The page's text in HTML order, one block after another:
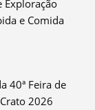
Exploração
e Comida
40ª Feira de
2026